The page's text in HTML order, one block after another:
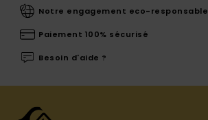
Notre engagement eco-responsable
Paiement 100% sécurisé
Besoin d'aide ?